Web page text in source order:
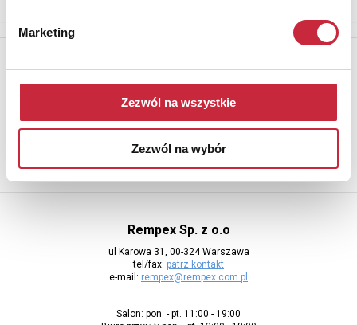
Marketing
Zezwól na wszystkie
Zezwól na wybór
Aby otrzymywać informacje o nowych aukcjach, prosimy podać
adres e-mail
Rempex Sp. z o.o
ul Karowa 31, 00-324 Warszawa
tel/fax: patrz kontakt
e-mail: rempex@rempex.com.pl
Salon: pon. - pt. 11:00 - 19:00